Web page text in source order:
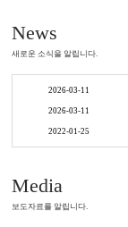
News
새로운 소식을 알립니다.
2026-03-11
2026-03-11
2022-01-25
Media
보도자료를 알립니다.